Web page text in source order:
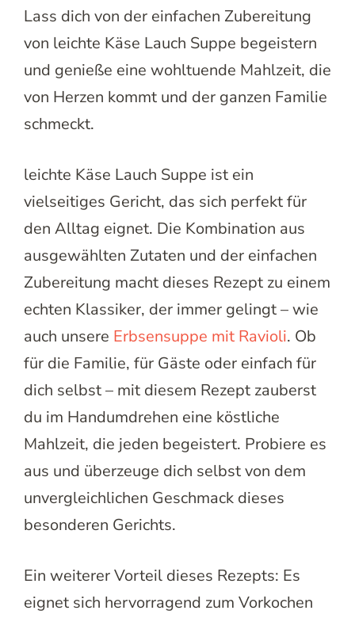
Lass dich von der einfachen Zubereitung
von leichte Käse Lauch Suppe begeistern
und genieße eine wohltuende Mahlzeit, die
von Herzen kommt und der ganzen Familie
schmeckt.
leichte Käse Lauch Suppe ist ein
vielseitiges Gericht, das sich perfekt für
den Alltag eignet. Die Kombination aus
ausgewählten Zutaten und der einfachen
Zubereitung macht dieses Rezept zu einem
echten Klassiker, der immer gelingt – wie
auch unsere Erbsensuppe mit Ravioli. Ob
für die Familie, für Gäste oder einfach für
dich selbst – mit diesem Rezept zauberst
du im Handumdrehen eine köstliche
Mahlzeit, die jeden begeistert. Probiere es
aus und überzeuge dich selbst von dem
unvergleichlichen Geschmack dieses
besonderen Gerichts.
Ein weiterer Vorteil dieses Rezepts: Es
eignet sich hervorragend zum Vorkochen